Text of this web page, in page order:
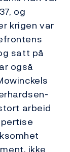
og
krigen var
satt på
også
arbeid